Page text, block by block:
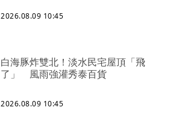
2026.08.09 10:45
白海豚炸雙北！淡水民宅屋頂「飛
了」 風雨強灌秀泰百貨
2026.08.09 10:45